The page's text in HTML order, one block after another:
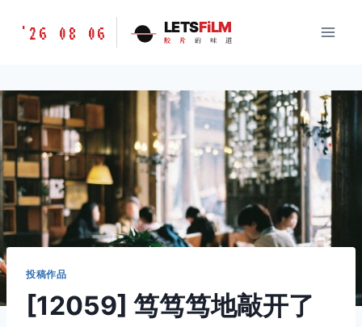
胶
味
道
LETSFILM
'26 08 06 LETSFiLM
胶 片 的 味 道
投稿作品
[12059] 笃笃笃地敲开了